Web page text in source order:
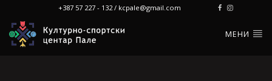
+387 57 227 - 132 / kcpale@gmail.com
МЕНИ